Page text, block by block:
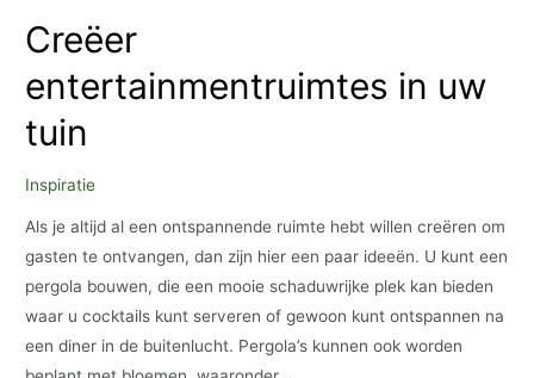
Creëer
entertainmentruimtes in uw
tuin
Inspiratie
Als je altijd al een ontspannende ruimte hebt willen creëren om
gasten te ontvangen, dan zijn hier een paar ideeën. U kunt een
pergola bouwen, die een mooie schaduwrijke plek kan bieden
waar u cocktails kunt serveren of gewoon kunt ontspannen na
een diner in de buitenlucht. Pergola’s kunnen ook worden